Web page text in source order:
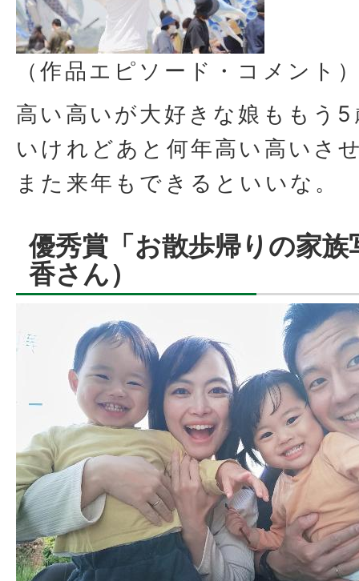
（作品エピソード・コメント
高い高いが大好きな娘ももう
いけれどあと何年高い高いさ
また来年もできるといいな。
優秀賞「お散歩帰りの家族
香さん）